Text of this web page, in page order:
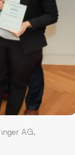
AG,